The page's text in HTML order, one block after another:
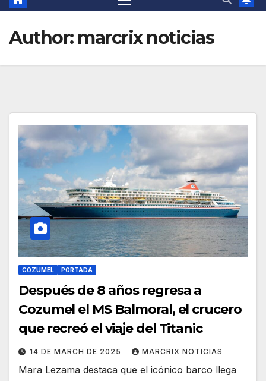
Author: marcrix noticias
COZUMEL PORTADA
Después de 8 años regresa a
Cozumel el MS Balmoral, el crucero
que recreó el viaje del Titanic
14 DE MARCH DE 2025 MARCRIX NOTICIAS
Mara Lezama destaca que el icónico barco llega